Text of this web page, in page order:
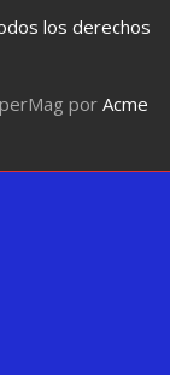
los derechos
porAcme